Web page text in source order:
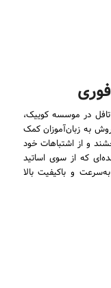
در موسسه کوییک،
به زبان‌آموزان کمک
و از اشتباهات خود
که از سوی اساتید
و باکیفیت بالا